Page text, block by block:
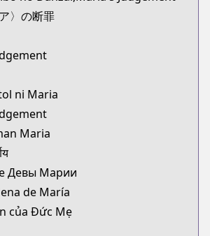
manga/67057
series/430116
Jump
Jump
episode/
〉の断罪
ni Maria
Maria
Девы Марии
de María
của Đức Mẹ